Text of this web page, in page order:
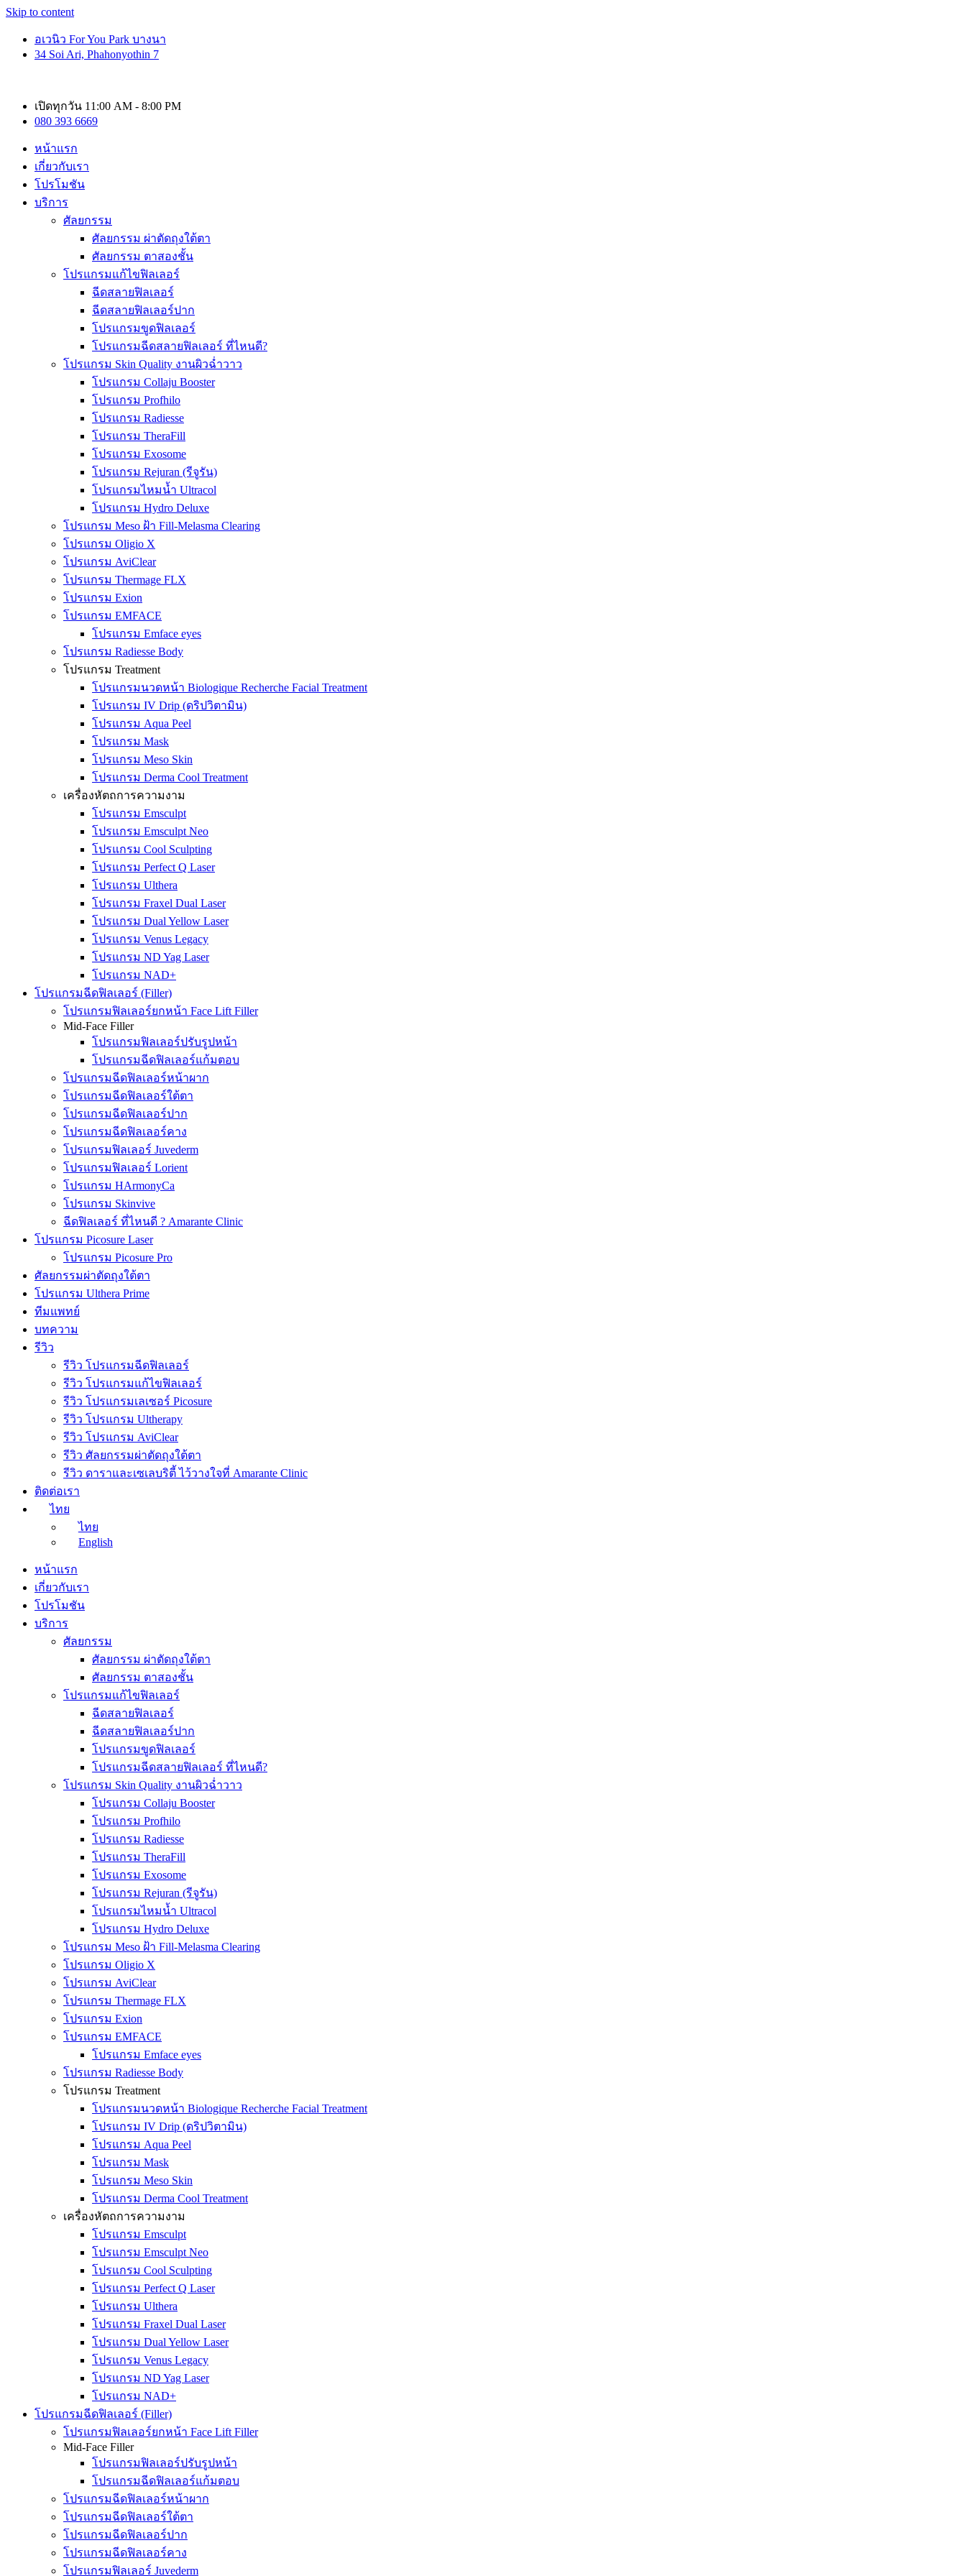
Skip to content
อเวนิว For You Park บางนา
34 Soi Ari, Phahonyothin 7
เปิดทุกวัน 11:00 AM - 8:00 PM
080 393 6669
หน้าแรก
เกี่ยวกับเรา
โปรโมชัน
บริการ
ศัลยกรรม
ศัลยกรรม ผ่าตัดถุงใต้ตา
ศัลยกรรม ตาสองชั้น
โปรแกรมแก้ไขฟิลเลอร์
ฉีดสลายฟิลเลอร์
ฉีดสลายฟิลเลอร์ปาก
โปรแกรมขูดฟิลเลอร์
โปรแกรมฉีดสลายฟิลเลอร์ ที่ไหนดี?
โปรแกรม Skin Quality งานผิวฉ่ำวาว
โปรแกรม Collaju Booster
โปรแกรม Profhilo
โปรแกรม Radiesse
โปรแกรม TheraFill
โปรแกรม Exosome
โปรแกรม Rejuran (รีจูรัน)
โปรแกรมไหมน้ำ Ultracol
โปรแกรม Hydro Deluxe
โปรแกรม Meso ฝ้า Fill-Melasma Clearing
โปรแกรม Oligio X
โปรแกรม AviClear
โปรแกรม Thermage FLX
โปรแกรม Exion
โปรแกรม EMFACE
โปรแกรม Emface eyes
โปรแกรม Radiesse Body
โปรแกรม Treatment
โปรแกรมนวดหน้า Biologique Recherche Facial Treatment
โปรแกรม IV Drip (ดริปวิตามิน)
โปรแกรม Aqua Peel
โปรแกรม Mask
โปรแกรม Meso Skin
โปรแกรม Derma Cool Treatment
เครื่องหัตถการความงาม
โปรแกรม Emsculpt
โปรแกรม Emsculpt Neo
โปรแกรม Cool Sculpting
โปรแกรม Perfect Q Laser
โปรแกรม Ulthera
โปรแกรม Fraxel Dual Laser
โปรแกรม Dual Yellow Laser
โปรแกรม Venus Legacy
โปรแกรม ND Yag Laser
โปรแกรม NAD+
โปรแกรมฉีดฟิลเลอร์ (Filler)
โปรแกรมฟิลเลอร์ยกหน้า Face Lift Filler
Mid-Face Filler
โปรแกรมฟิลเลอร์ปรับรูปหน้า
โปรแกรมฉีดฟิลเลอร์แก้มตอบ
โปรแกรมฉีดฟิลเลอร์หน้าผาก
โปรแกรมฉีดฟิลเลอร์ใต้ตา
โปรแกรมฉีดฟิลเลอร์ปาก
โปรแกรมฉีดฟิลเลอร์คาง
โปรแกรมฟิลเลอร์ Juvederm
โปรแกรมฟิลเลอร์ Lorient
โปรแกรม HArmonyCa
โปรแกรม Skinvive
ฉีดฟิลเลอร์ ที่ไหนดี ? Amarante Clinic
โปรแกรม Picosure Laser
โปรแกรม Picosure Pro
ศัลยกรรมผ่าตัดถุงใต้ตา
โปรแกรม Ulthera Prime
ทีมแพทย์
บทความ
รีวิว
รีวิว โปรแกรมฉีดฟิลเลอร์
รีวิว โปรแกรมแก้ไขฟิลเลอร์
รีวิว โปรแกรมเลเซอร์ Picosure
รีวิว โปรแกรม Ultherapy
รีวิว โปรแกรม AviClear
รีวิว ศัลยกรรมผ่าตัดถุงใต้ตา
รีวิว ดาราและเซเลบริตี้ ไว้วางใจที่ Amarante Clinic
ติดต่อเรา
ไทย
ไทย
English
หน้าแรก
เกี่ยวกับเรา
โปรโมชัน
บริการ
ศัลยกรรม
ศัลยกรรม ผ่าตัดถุงใต้ตา
ศัลยกรรม ตาสองชั้น
โปรแกรมแก้ไขฟิลเลอร์
ฉีดสลายฟิลเลอร์
ฉีดสลายฟิลเลอร์ปาก
โปรแกรมขูดฟิลเลอร์
โปรแกรมฉีดสลายฟิลเลอร์ ที่ไหนดี?
โปรแกรม Skin Quality งานผิวฉ่ำวาว
โปรแกรม Collaju Booster
โปรแกรม Profhilo
โปรแกรม Radiesse
โปรแกรม TheraFill
โปรแกรม Exosome
โปรแกรม Rejuran (รีจูรัน)
โปรแกรมไหมน้ำ Ultracol
โปรแกรม Hydro Deluxe
โปรแกรม Meso ฝ้า Fill-Melasma Clearing
โปรแกรม Oligio X
โปรแกรม AviClear
โปรแกรม Thermage FLX
โปรแกรม Exion
โปรแกรม EMFACE
โปรแกรม Emface eyes
โปรแกรม Radiesse Body
โปรแกรม Treatment
โปรแกรมนวดหน้า Biologique Recherche Facial Treatment
โปรแกรม IV Drip (ดริปวิตามิน)
โปรแกรม Aqua Peel
โปรแกรม Mask
โปรแกรม Meso Skin
โปรแกรม Derma Cool Treatment
เครื่องหัตถการความงาม
โปรแกรม Emsculpt
โปรแกรม Emsculpt Neo
โปรแกรม Cool Sculpting
โปรแกรม Perfect Q Laser
โปรแกรม Ulthera
โปรแกรม Fraxel Dual Laser
โปรแกรม Dual Yellow Laser
โปรแกรม Venus Legacy
โปรแกรม ND Yag Laser
โปรแกรม NAD+
โปรแกรมฉีดฟิลเลอร์ (Filler)
โปรแกรมฟิลเลอร์ยกหน้า Face Lift Filler
Mid-Face Filler
โปรแกรมฟิลเลอร์ปรับรูปหน้า
โปรแกรมฉีดฟิลเลอร์แก้มตอบ
โปรแกรมฉีดฟิลเลอร์หน้าผาก
โปรแกรมฉีดฟิลเลอร์ใต้ตา
โปรแกรมฉีดฟิลเลอร์ปาก
โปรแกรมฉีดฟิลเลอร์คาง
โปรแกรมฟิลเลอร์ Juvederm